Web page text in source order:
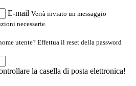
E-mail Verrà inviato un messaggio
necessarie.
utente? Effettua il reset della password
la casella di posta elettronica!